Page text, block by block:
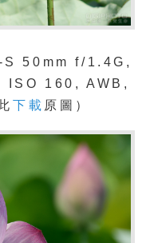
50mm f/1.4G,
ISO 160, AWB,
下載 原圖）